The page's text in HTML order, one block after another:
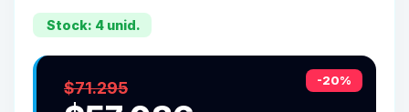
Stock: 4 unid.
-20%
$71.295